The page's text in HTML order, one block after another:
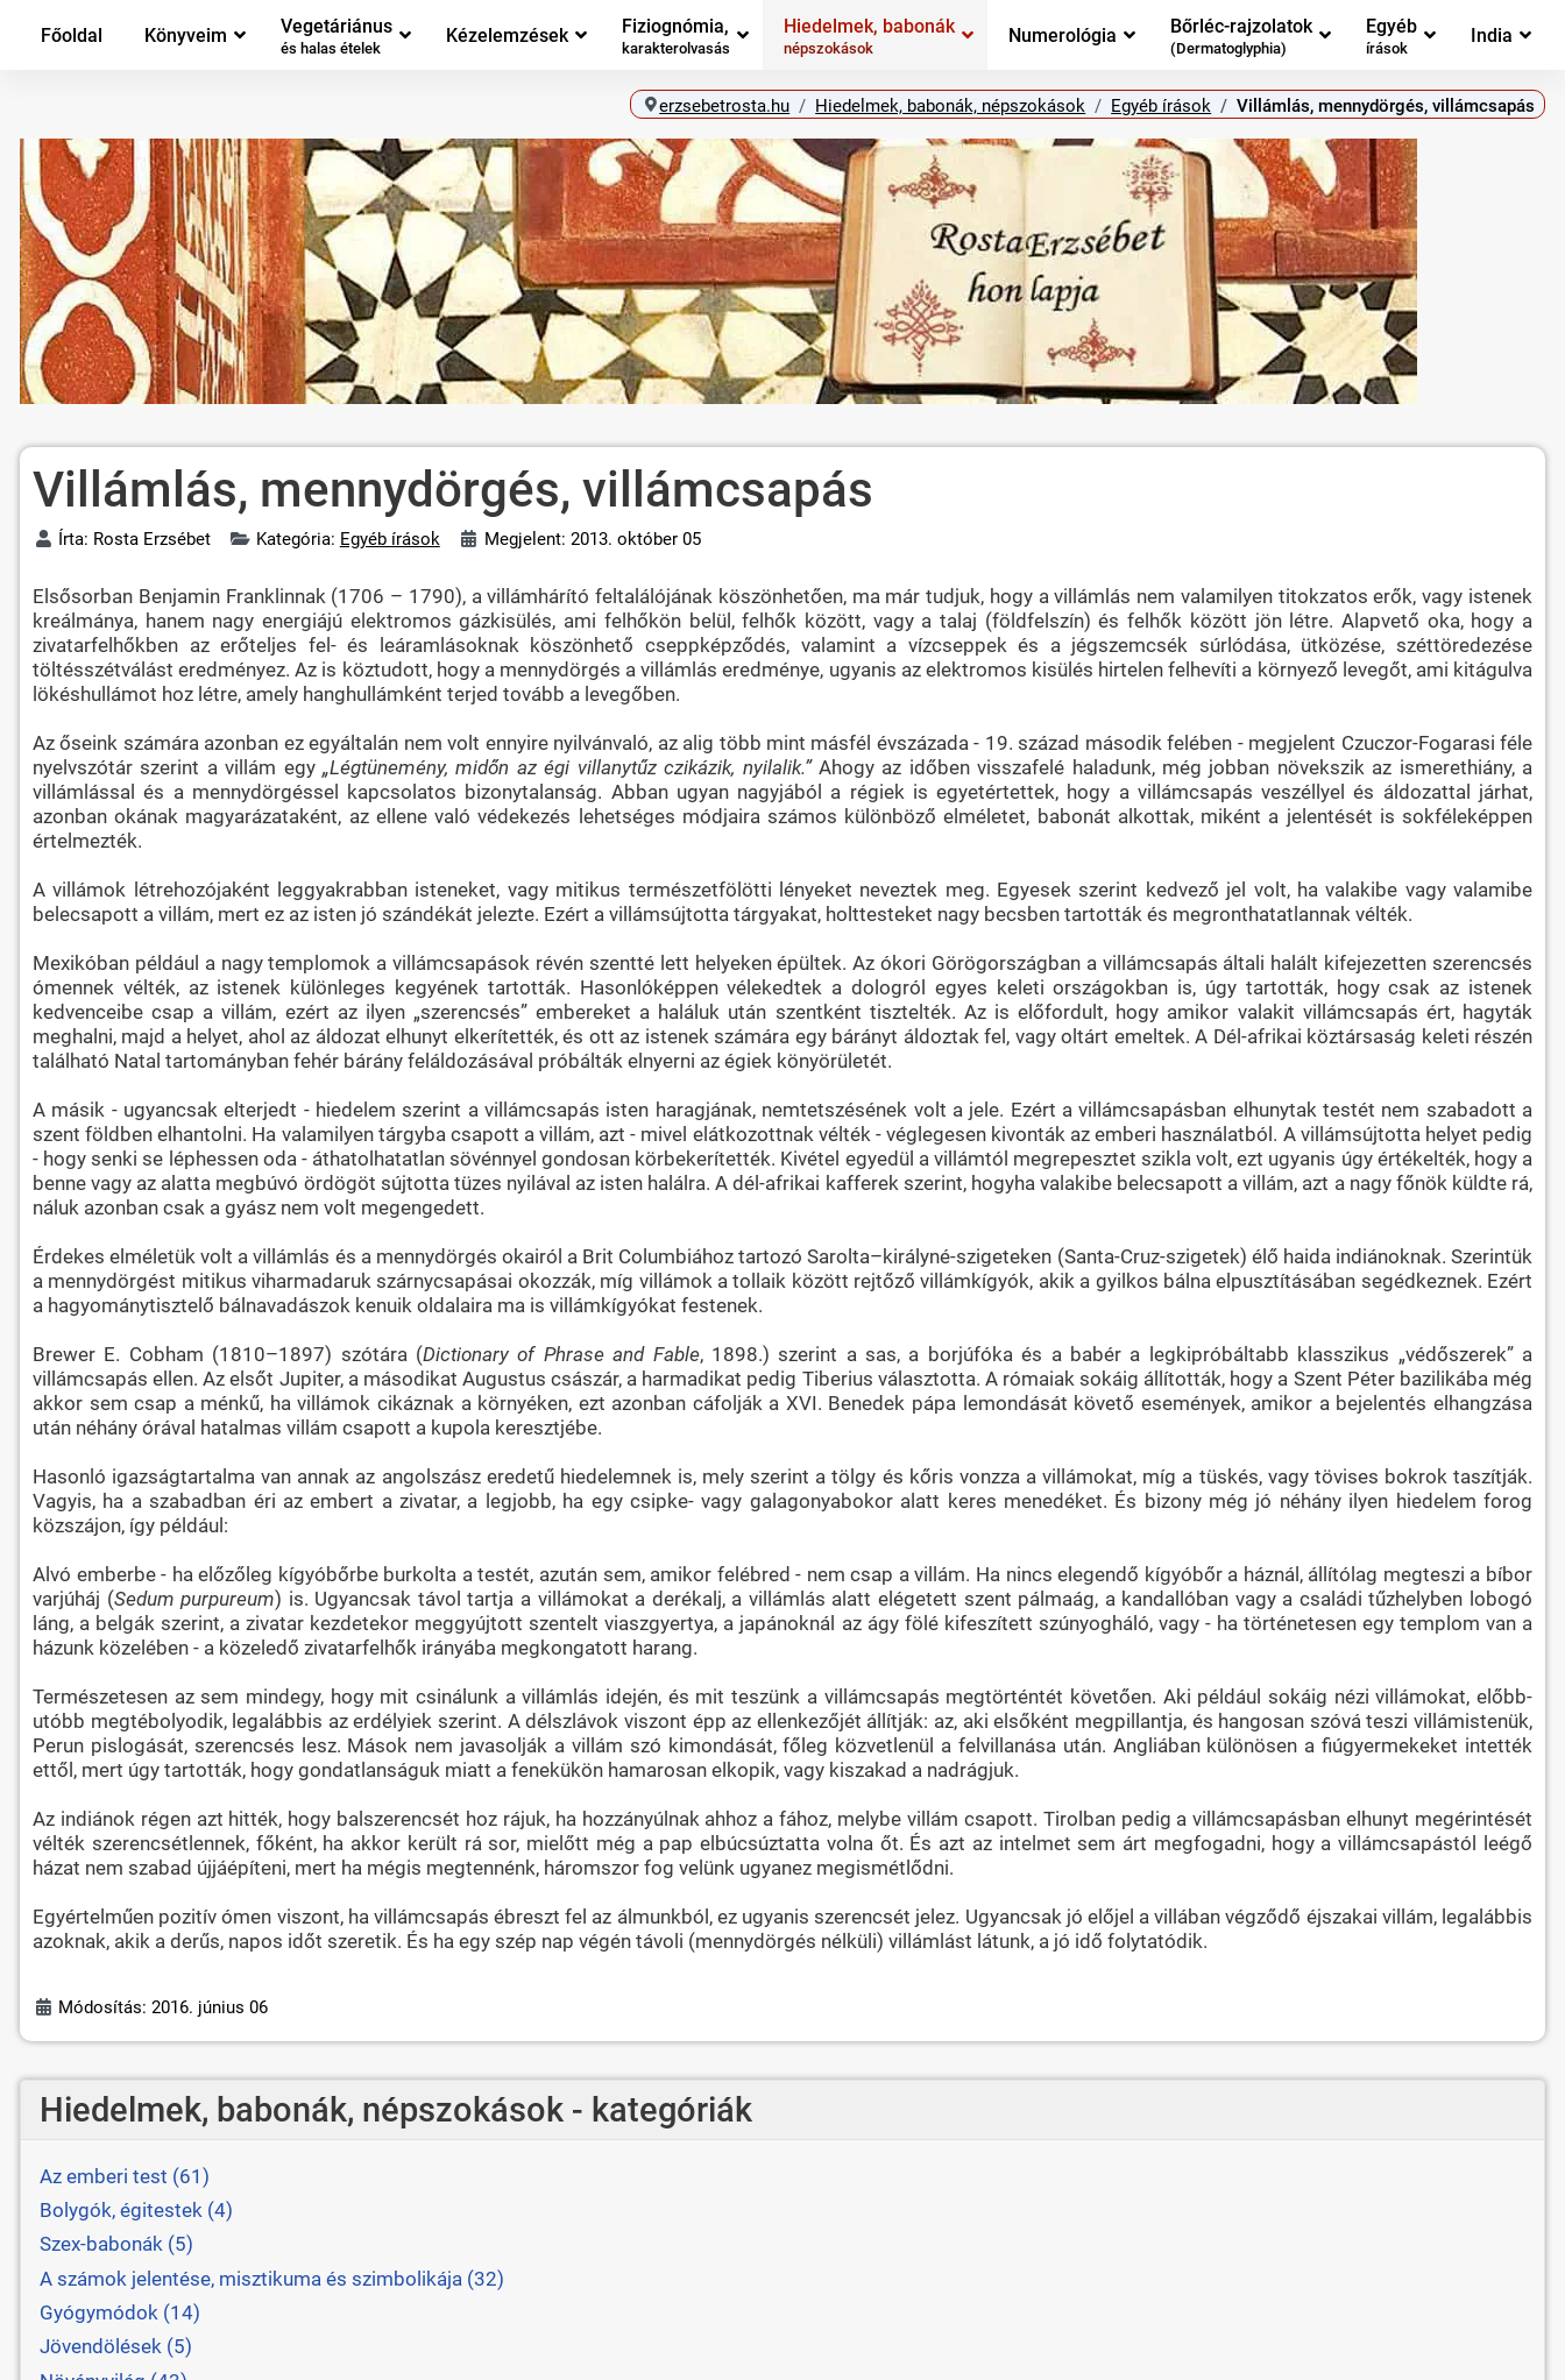
Főoldal Könyveim Vegetáriánus
és halas ételek
Kézelemzések Fiziognómia,
karakterolvasás
Hiedelmek, babonák
népszokások
Numerológia Bőrléc-rajzolatok
(Dermatoglyphia)
Egyéb
írások
India
erzsebetrosta.hu Hiedelmek, babonák, népszokások Egyéb írások Villámlás, mennydörgés, villámcsapás
Villámlás, mennydörgés, villámcsapás
Írta: Rosta Erzsébet Kategória: Egyéb írások Megjelent: 2013. október 05
Elsősorban Benjamin Franklinnak (1706 – 1790), a villámhárító feltalálójának köszönhetően, ma már tudjuk, hogy a villámlás nem valamilyen titokzatos erők, vagy istenek
kreálmánya, hanem nagy energiájú elektromos gázkisülés, ami felhőkön belül, felhők között, vagy a talaj (földfelszín) és felhők között jön létre. Alapvető oka, hogy a
zivatarfelhőkben az erőteljes fel- és leáramlásoknak köszönhető cseppképződés, valamint a vízcseppek és a jégszemcsék súrlódása, ütközése, széttöredezése
töltésszétválást eredményez. Az is köztudott, hogy a mennydörgés a villámlás eredménye, ugyanis az elektromos kisülés hirtelen felhevíti a környező levegőt, ami kitágulva
lökéshullámot hoz létre, amely hanghullámként terjed tovább a levegőben.
Az őseink számára azonban ez egyáltalán nem volt ennyire nyilvánvaló, az alig több mint másfél évszázada - 19. század második felében - megjelent Czuczor-Fogarasi féle
nyelvszótár szerint a villám egy„Légtünemény, midőn az égi villanytűz czikázik, nyilalik.”Ahogy az időben visszafelé haladunk, még jobban növekszik az ismerethiány, a
villámlással és a mennydörgéssel kapcsolatos bizonytalanság. Abban ugyan nagyjából a régiek is egyetértettek, hogy a villámcsapás veszéllyel és áldozattal járhat,
azonban okának magyarázataként, az ellene való védekezés lehetséges módjaira számos különböző elméletet, babonát alkottak, miként a jelentését is sokféleképpen
értelmezték.
A villámok létrehozójaként leggyakrabban isteneket, vagy mitikus természetfölötti lényeket neveztek meg. Egyesek szerint kedvező jel volt, ha valakibe vagy valamibe
belecsapott a villám, mert ez az isten jó szándékát jelezte. Ezért a villámsújtotta tárgyakat, holttesteket nagy becsben tartották és megronthatatlannak vélték.
Mexikóban például a nagy templomok a villámcsapások révén szentté lett helyeken épültek. Az ókori Görögországban a villámcsapás általi halált kifejezetten szerencsés
ómennek vélték, az istenek különleges kegyének tartották. Hasonlóképpen vélekedtek a dologról egyes keleti országokban is, úgy tartották, hogy csak az istenek
kedvenceibe csap a villám, ezért az ilyen „szerencsés” embereket a haláluk után szentként tisztelték. Az is előfordult, hogy amikor valakit villámcsapás ért, hagyták
meghalni, majd a helyet, ahol az áldozat elhunyt elkerítették, és ott az istenek számára egy bárányt áldoztak fel, vagy oltárt emeltek. A Dél-afrikai köztársaság keleti részén
található Natal tartományban fehér bárány feláldozásával próbálták elnyerni az égiek könyörületét.
A másik - ugyancsak elterjedt - hiedelem szerint a villámcsapás isten haragjának, nemtetszésének volt a jele. Ezért a villámcsapásban elhunytak testét nem szabadott a
szent földben elhantolni. Ha valamilyen tárgyba csapott a villám, azt - mivel elátkozottnak vélték - véglegesen kivonták az emberi használatból. A villámsújtotta helyet pedig
- hogy senki se léphessen oda - áthatolhatatlan sövénnyel gondosan körbekerítették. Kivétel egyedül a villámtól megrepesztet szikla volt, ezt ugyanis úgy értékelték, hogy a
benne vagy az alatta megbúvó ördögöt sújtotta tüzes nyilával az isten halálra. A dél-afrikai kafferek szerint, hogyha valakibe belecsapott a villám, azt a nagy főnök küldte rá,
náluk azonban csak a gyász nem volt megengedett.
Érdekes elméletük volt a villámlás és a mennydörgés okairól a Brit Columbiához tartozó Sarolta–királyné-szigeteken (Santa-Cruz-szigetek) élő haida indiánoknak. Szerintük
a mennydörgést mitikus viharmadaruk szárnycsapásai okozzák, míg villámok a tollaik között rejtőző villámkígyók, akik a gyilkos bálna elpusztításában segédkeznek. Ezért
a hagyománytisztelő bálnavadászok kenuik oldalaira ma is villámkígyókat festenek.
Brewer E. Cobham (1810–1897) szótára (Dictionary of Phrase and Fable, 1898.) szerint a sas, a borjúfóka és a babér a legkipróbáltabb klasszikus „védőszerek” a
villámcsapás ellen. Az elsőt Jupiter, a másodikat Augustus császár, a harmadikat pedig Tiberius választotta. A rómaiak sokáig állították, hogy a Szent Péter bazilikába még
akkor sem csap a ménkű, ha villámok cikáznak a környéken, ezt azonban cáfolják a XVI. Benedek pápa lemondását követő események, amikor a bejelentés elhangzása
után néhány órával hatalmas villám csapott a kupola keresztjébe.
Hasonló igazságtartalma van annak az angolszász eredetű hiedelemnek is, mely szerint a tölgy és kőris vonzza a villámokat, míg a tüskés, vagy tövises bokrok taszítják.
Vagyis, ha a szabadban éri az embert a zivatar, a legjobb, ha egy csipke- vagy galagonyabokor alatt keres menedéket. És bizony még jó néhány ilyen hiedelem forog
közszájon, így például:
Alvó emberbe - ha előzőleg kígyóbőrbe burkolta a testét, azután sem, amikor felébred - nem csap a villám. Ha nincs elegendő kígyóbőr a háznál, állítólag megteszi a bíbor
varjúháj (Sedum purpureum) is. Ugyancsak távol tartja a villámokat a derékalj, a villámlás alatt elégetett szent pálmaág, a kandallóban vagy a családi tűzhelyben lobogó
láng, a belgák szerint, a zivatar kezdetekor meggyújtott szentelt viaszgyertya, a japánoknál az ágy fölé kifeszített szúnyogháló, vagy - ha történetesen egy templom van a
házunk közelében - a közeledő zivatarfelhők irányába megkongatott harang.
Természetesen az sem mindegy, hogy mit csinálunk a villámlás idején, és mit teszünk a villámcsapás megtörténtét követően. Aki például sokáig nézi villámokat, előbb-
utóbb megtébolyodik, legalábbis az erdélyiek szerint. A délszlávok viszont épp az ellenkezőjét állítják: az, aki elsőként megpillantja, és hangosan szóvá teszi villámistenük,
Perun pislogását, szerencsés lesz. Mások nem javasolják a villám szó kimondását, főleg közvetlenül a felvillanása után. Angliában különösen a fiúgyermekeket intették
ettől, mert úgy tartották, hogy gondatlanságuk miatt a fenekükön hamarosan elkopik, vagy kiszakad a nadrágjuk.
Az indiánok régen azt hitték, hogy balszerencsét hoz rájuk, ha hozzányúlnak ahhoz a fához, melybe villám csapott. Tirolban pedig a villámcsapásban elhunyt megérintését
vélték szerencsétlennek, főként, ha akkor került rá sor, mielőtt még a pap elbúcsúztatta volna őt. És azt az intelmet sem árt megfogadni, hogy a villámcsapástól leégő
házat nem szabad újjáépíteni, mert ha mégis megtennénk, háromszor fog velünk ugyanez megismétlődni.
Egyértelműen pozitív ómen viszont, ha villámcsapás ébreszt fel az álmunkból, ez ugyanis szerencsét jelez. Ugyancsak jó előjel a villában végződő éjszakai villám, legalábbis
azoknak, akik a derűs, napos időt szeretik. És ha egy szép nap végén távoli (mennydörgés nélküli) villámlást látunk, a jó idő folytatódik.
Módosítás: 2016. június 06
Hiedelmek, babonák, népszokások - kategóriák
Az emberi test (61)
Bolygók, égitestek (4)
Szex-babonák (5)
A számok jelentése, misztikuma és szimbolikája (32)
Gyógymódok (14)
Jövendölések (5)